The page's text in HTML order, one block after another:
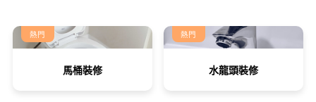
熱門
馬桶裝修
熱門
水龍頭裝修